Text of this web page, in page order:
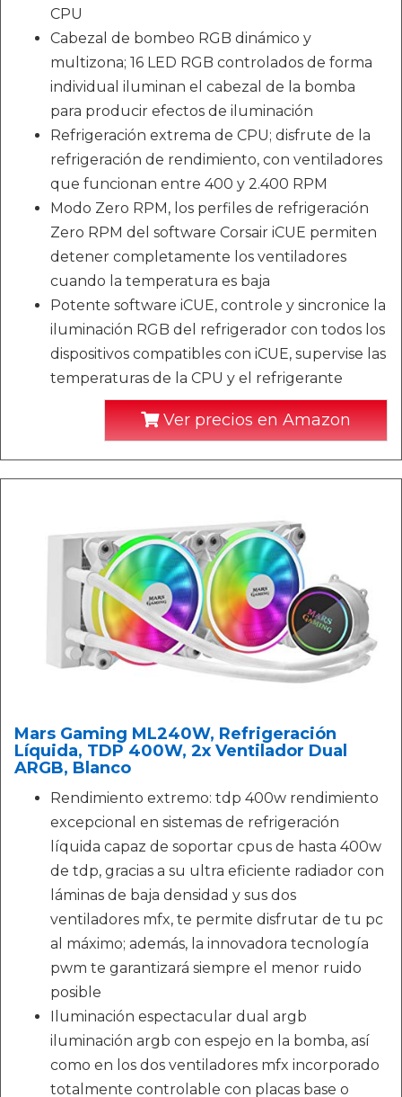
CPU
Cabezal de bombeo RGB dinámico y
multizona; 16 LED RGB controlados de forma
individual iluminan el cabezal de la bomba
para producir efectos de iluminación
Refrigeración extrema de CPU; disfrute de la
refrigeración de rendimiento, con ventiladores
que funcionan entre 400 y 2.400 RPM
Modo Zero RPM, los perfiles de refrigeración
Zero RPM del software Corsair iCUE permiten
detener completamente los ventiladores
cuando la temperatura es baja
Potente software iCUE, controle y sincronice la
iluminación RGB del refrigerador con todos los
dispositivos compatibles con iCUE, supervise las
temperaturas de la CPU y el refrigerante
Ver precios en Amazon
Mars Gaming ML240W, Refrigeración
Líquida, TDP 400W, 2x Ventilador Dual
ARGB, Blanco
Rendimiento extremo: tdp 400w rendimiento
excepcional en sistemas de refrigeración
líquida capaz de soportar cpus de hasta 400w
de tdp, gracias a su ultra eficiente radiador con
láminas de baja densidad y sus dos
ventiladores mfx, te permite disfrutar de tu pc
al máximo; además, la innovadora tecnología
pwm te garantizará siempre el menor ruido
posible
Iluminación espectacular dual argb
iluminación argb con espejo en la bomba, así
como en los dos ventiladores mfx incorporado
totalmente controlable con placas base o